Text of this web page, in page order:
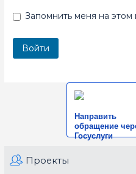
Запомнить меня на
Направить
обращение
Госуслуги
Проекты